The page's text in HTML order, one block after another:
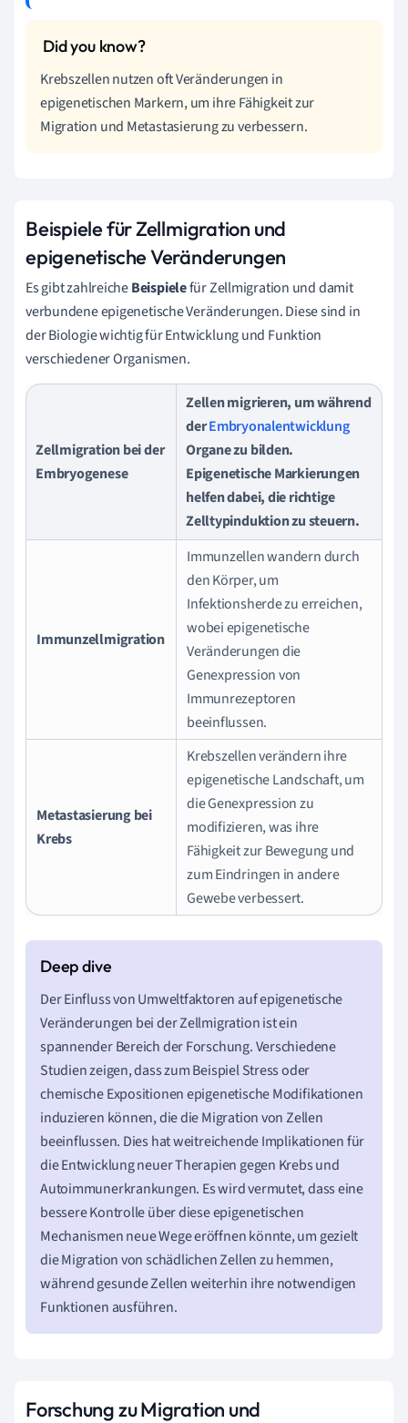
Krebszellen nutzen oft Veränderungen in
epigenetischen Markern, um ihre Fähigkeit zur
Migration und Metastasierung zu verbessern.
Beispiele für Zellmigration und
epigenetische Veränderungen
Es gibt zahlreicheBeispielefür Zellmigration und damit
verbundene epigenetische Veränderungen. Diese sind in
der Biologie wichtig für Entwicklung und Funktion
verschiedener Organismen.
Zellmigration bei der
Embryogenese
Zellen migrieren, um während
derEmbryonalentwicklung
Organe zu bilden.
Epigenetische Markierungen
helfen dabei, die richtige
Zelltypinduktion zu steuern.
Immunzellmigration
Immunzellen wandern durch
den Körper, um
Infektionsherde zu erreichen,
wobei epigenetische
Veränderungen die
Genexpression von
Immunrezeptoren
beeinflussen.
Metastasierung bei
Krebs
Krebszellen verändern ihre
epigenetische Landschaft, um
die Genexpression zu
modifizieren, was ihre
Fähigkeit zur Bewegung und
zum Eindringen in andere
Gewebe verbessert.
Der Einfluss von Umweltfaktoren auf epigenetische
Veränderungen bei der Zellmigration ist ein
spannender Bereich der Forschung. Verschiedene
Studien zeigen, dass zum Beispiel Stress oder
chemische Expositionen epigenetische Modifikationen
induzieren können, die die Migration von Zellen
beeinflussen. Dies hat weitreichende Implikationen für
die Entwicklung neuer Therapien gegen Krebs und
Autoimmunerkrankungen. Es wird vermutet, dass eine
bessere Kontrolle über diese epigenetischen
Mechanismen neue Wege eröffnen könnte, um gezielt
die Migration von schädlichen Zellen zu hemmen,
während gesunde Zellen weiterhin ihre notwendigen
Funktionen ausführen.
Forschung zu Migration und